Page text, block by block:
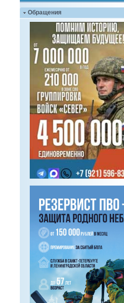
Обращения